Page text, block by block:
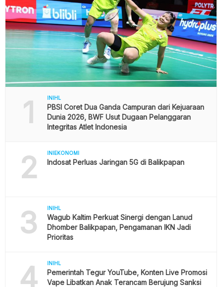
1 INIHL
PBSI Coret Dua Ganda Campuran dari Kejuaraan
Dunia 2026, BWF Usut Dugaan Pelanggaran
Integritas Atlet Indonesia
2 INIEKONOMI
Indosat Perluas Jaringan 5G di Balikpapan
3 INIHL
Wagub Kaltim Perkuat Sinergi dengan Lanud
Dhomber Balikpapan, Pengamanan IKN Jadi
Prioritas
4 INIHL
Pemerintah Tegur YouTube, Konten Live Promosi
Vape Libatkan Anak Terancam Berujung Sanksi